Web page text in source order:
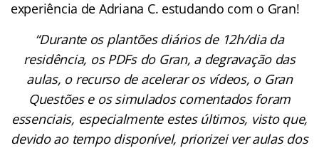
experiência de Adriana C. estudando com o Gran!
“Durante os plantões diários de 12h/dia da
residência, os PDFs do Gran, a degravação das
aulas, o recurso de acelerar os vídeos, o Gran
Questões e os simulados comentados foram
essenciais, especialmente estes últimos, visto que,
devido ao tempo disponível, priorizei ver aulas dos